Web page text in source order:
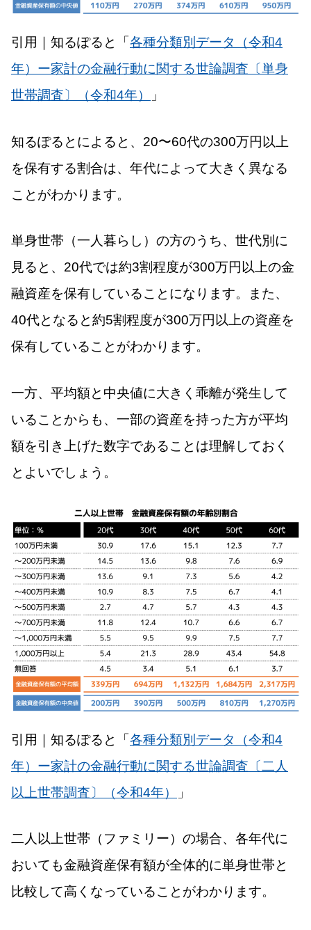
引用｜知るぽると「 各種分類別データ（令和4
年）ー家計の金融行動に関する世論調査〔単身
世帯調査〕（令和4年）
」
知るぽるとによると、20〜60代の300万円以上
を保有する割合は、年代によって大きく異なる
ことがわかります。
単身世帯（一人暮らし）の方のうち、世代別に
見ると、20代では約3割程度が300万円以上の金
融資産を保有していることになります。また、
40代となると約5割程度が300万円以上の資産を
保有していることがわかります。
一方、平均額と中央値に大きく乖離が発生して
いることからも、一部の資産を持った方が平均
額を引き上げた数字であることは理解しておく
とよいでしょう。
引用｜知るぽると「各種分類別データ（令和4
年）ー家計の金融行動に関する世論調査〔二人
以上世帯調査〕（令和4年）
」
二人以上世帯（ファミリー）の場合、各年代に
おいても金融資産保有額が全体的に単身世帯と
比較して高くなっていることがわかります。